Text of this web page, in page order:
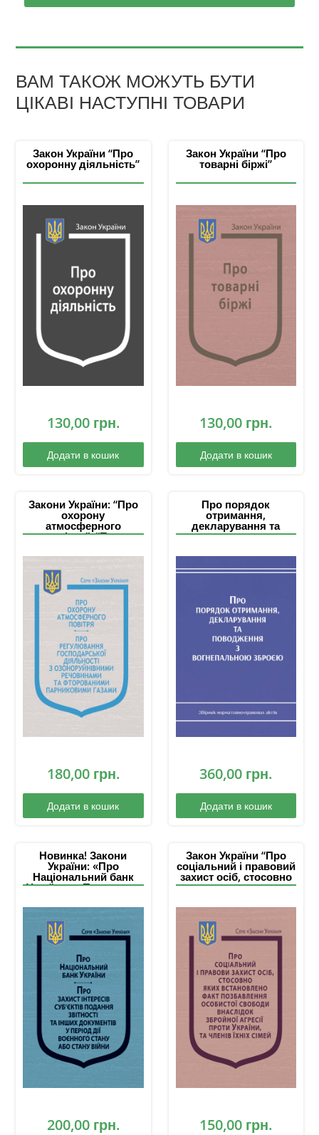
ВАМ ТАКОЖ МОЖУТЬ БУТИ
ЦІКАВІ НАСТУПНІ ТОВАРИ
Закон України “Про
охоронну діяльність”
130,00 грн.
Додати в кошик
Закон України “Про
товарні біржі”
130,00 грн.
Додати в кошик
Закони України: “Про
охорону
атмосферного
повітря”, “Про
господарської
діяльності з
озоноруйнівними
речовинами та
фторованими
парниковими газами”
180,00 грн.
Додати в кошик
Про порядок
отримання,
декларування та
поводження з
зброєю: збірник
нормативно-правових
360,00 грн.
Додати в кошик
Новинка! Закони
України: «Про
Національний банк
України», «Про захист
подання звітності та
інших документів у
період дії воєнного
стану або стану війни»
200,00 грн.
Закон України “Про
соціальний і правовий
захист осіб, стосовно
яких встановлено
особистої свободи
внаслідок збройної
агресії проти України,
та членів їхніх сімей”
150,00 грн.